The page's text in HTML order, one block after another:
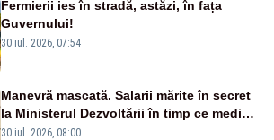
Fermierii ies în stradă, astăzi, în fața
Guvernului!
30 iul. 2026, 07:54
Manevră mascată. Salarii mărite în secret
la Ministerul Dezvoltării în timp ce medicii
ies în stradă
30 iul. 2026, 08:00